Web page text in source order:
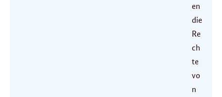
en
die
Re
ch
te
vo
n